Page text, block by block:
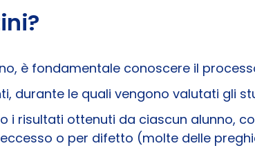
è fondamentale conoscere il
durante le quali vengono valutati gli
i risultati ottenuti da ciascun alunno,
o per difetto (molte delle